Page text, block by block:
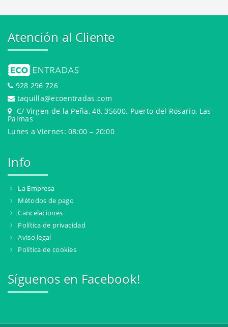
Atención al Cliente
928 296 726
taquilla@ecoentradas.com
C/ Virgen de la Peña, 48, 35600. Puerto del Rosario, Las
Palmas
Lunes a Viernes: 08:00 – 20:00
Info
La Empresa
Métodos de pago
Cancelaciones
Política de privacidad
Aviso legal
Política de cookies
Síguenos en Facebook!